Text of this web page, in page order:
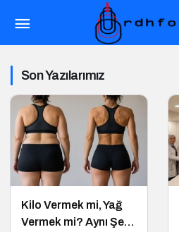
Son Yazılarımız
Kilo Vermek mi, Yağ
Vermek mi? Aynı Şey